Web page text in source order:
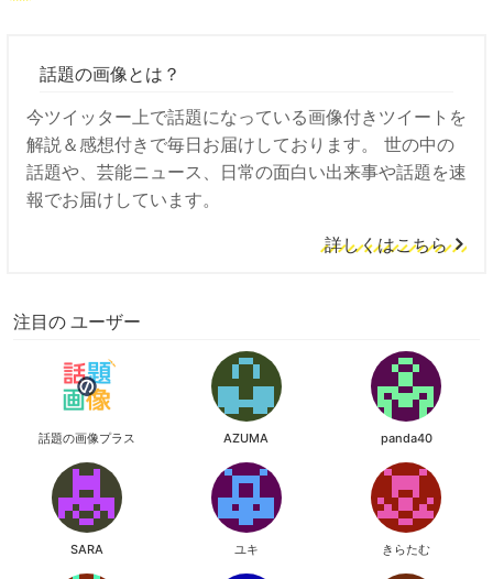
話題の画像とは？
今ツイッター上で話題になっている画像付きツイートを
解説＆感想付きで毎日お届けしております。 世の中の
話題や、芸能ニュース、日常の面白い出来事や話題を速
報でお届けしています。
詳しくはこちら
注目の ユーザー
話題の画像プラス AZUMA panda40
SARA ユキ きらたむ